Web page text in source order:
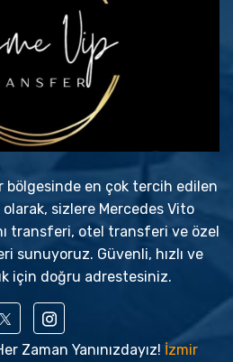
bölgesinde en çok tercih edilen
sizlere Mercedes Vito
transferi, otel transferi ve özel
sunuyoruz. Güvenli, hızlı ve
için doğru adrestesiniz.
Zaman Yanınızdayız! İzmir